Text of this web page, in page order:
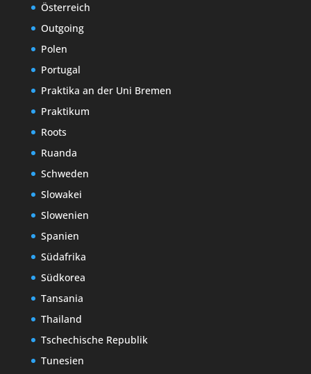
Österreich
Outgoing
Polen
Portugal
Praktika an der Uni Bremen
Praktikum
Roots
Ruanda
Schweden
Slowakei
Slowenien
Spanien
Südafrika
Südkorea
Tansania
Thailand
Tschechische Republik
Tunesien